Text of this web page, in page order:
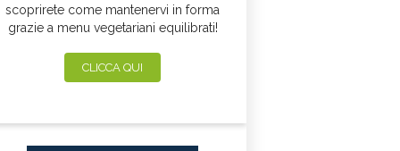
scoprirete come mantenervi in forma
grazie a menu vegetariani equilibrati!
CLICCA QUI